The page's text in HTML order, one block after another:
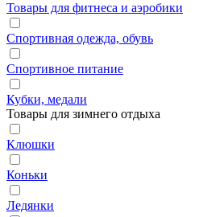
Товары для фитнеса и аэробики
Спортивная одежда, обувь
Спортивное питание
Кубки, медали
Товары для зимнего отдыха
Клюшки
Коньки
Ледянки